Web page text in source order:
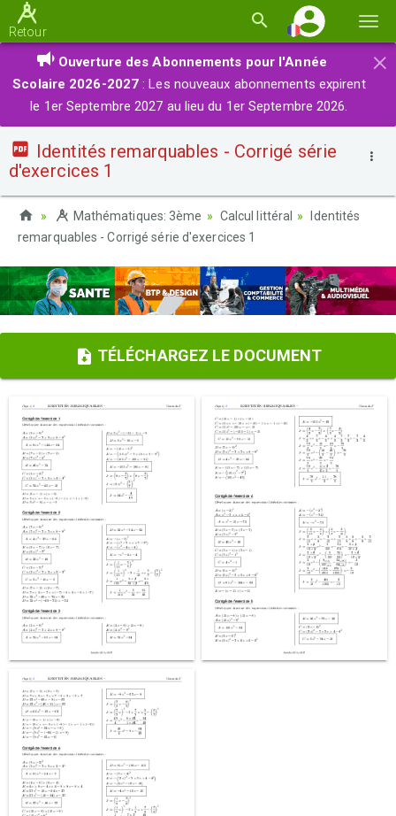
la
Retour
×
Ouverture des Abonnements pour l'Année
Scolaire 2026-2027 : Les nouveaux abonnements expirent
le 1er Septembre 2027 au lieu du 1er Septembre 2026.
Identités remarquables - Corrigé série
d'exercices 1
Mathématiques: 3ème Calcul littéral
Identités
remarquables - Corrigé série d'exercices 1
TÉLÉCHARGEZ LE DOCUMENT